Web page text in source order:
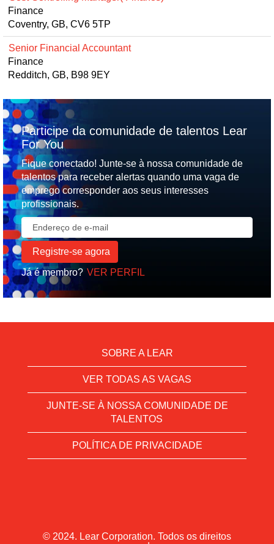
Finance
Coventry, GB, CV6 5TP
Senior Financial Accountant
Finance
Redditch, GB, B98 9EY
Participe da comunidade de talentos Lear
For You
Fique conectado! Junte-se à nossa comunidade de
talentos para receber alertas quando uma vaga de
emprego corresponder aos seus interesses
profissionais.
Já é membro? VER PERFIL
SOBRE A LEAR
VER TODAS AS VAGAS
JUNTE-SE À NOSSA COMUNIDADE DE
TALENTOS
POLÍTICA DE PRIVACIDADE
© 2024. Lear Corporation. Todos os direitos